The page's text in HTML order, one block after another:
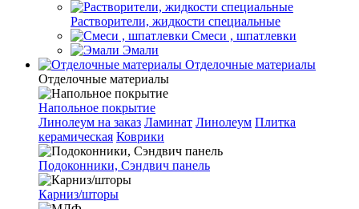
Растворители, жидкости специальные
Смеси , шпатлевки
Эмали
Отделочные материалы
Отделочные материалы
Напольное покрытие
Линолеум на заказ Ламинат Линолеум Плитка
керамическая Коврики
Подоконники, Сэндвич панель
Карниз/шторы